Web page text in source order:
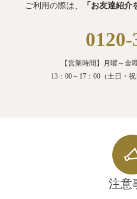
ご利用の際は、 「お友達紹介
0120-
【営業時間】月曜～金
13：00～17：00（土日・
注意